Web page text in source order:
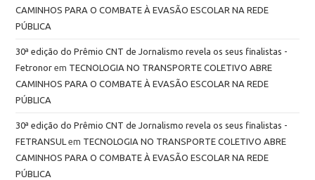
CAMINHOS PARA O COMBATE À EVASÃO ESCOLAR NA REDE
PÚBLICA
30ª edição do Prêmio CNT de Jornalismo revela os seus finalistas -
Fetronor em TECNOLOGIA NO TRANSPORTE COLETIVO ABRE
CAMINHOS PARA O COMBATE À EVASÃO ESCOLAR NA REDE
PÚBLICA
30ª edição do Prêmio CNT de Jornalismo revela os seus finalistas -
FETRANSUL em TECNOLOGIA NO TRANSPORTE COLETIVO ABRE
CAMINHOS PARA O COMBATE À EVASÃO ESCOLAR NA REDE
PÚBLICA